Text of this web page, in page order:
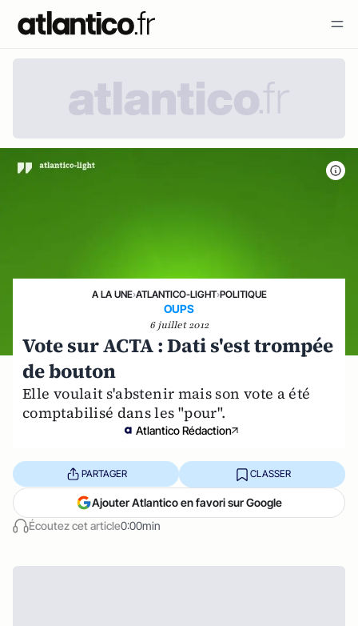
A LA UNE›ATLANTICO-LIGHT›POLITIQUE
OUPS
6 juillet 2012
Vote sur ACTA : Dati s'est trompée
de bouton
Elle voulait s'abstenir mais son vote a été
comptabilisé dans les "pour".
Atlantico Rédaction
Écoutez cet article0:00min
PARTAGER CLASSER
Ajouter Atlantico en favori sur Google